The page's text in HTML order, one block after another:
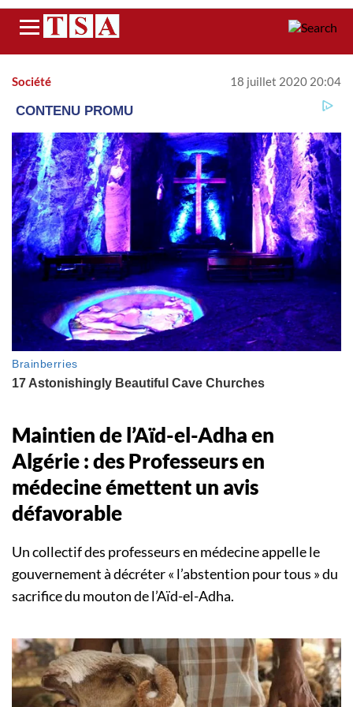
Menu
Société 18 juillet 2020 20:04
Maintien de l’Aïd-el-Adha en
Algérie : des Professeurs en
médecine émettent un avis
défavorable
Un collectif des professeurs en médecine appelle le
gouvernement à décréter « l’abstention pour tous » du
sacrifice du mouton de l’Aïd-el-Adha.